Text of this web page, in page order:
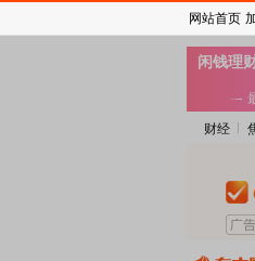
财经
网站首页